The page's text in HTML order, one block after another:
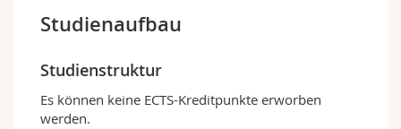
Studienaufbau
Studienstruktur
Es können keine ECTS-Kreditpunkte erworben
werden.